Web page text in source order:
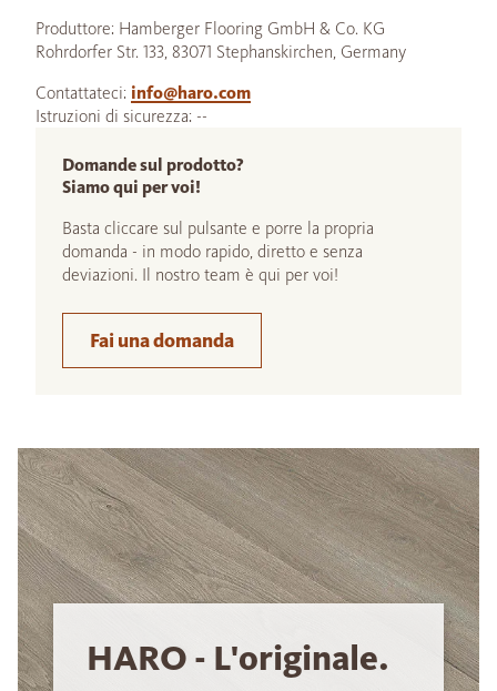
Produttore: Hamberger Flooring GmbH & Co. KG
Rohrdorfer Str. 133, 83071 Stephanskirchen, Germany
Contattateci: info@haro.com
Istruzioni di sicurezza: --
Domande sul prodotto?
Siamo qui per voi!
Basta cliccare sul pulsante e porre la propria
domanda - in modo rapido, diretto e senza
deviazioni. Il nostro team è qui per voi!
Fai una domanda
HARO - L'originale.